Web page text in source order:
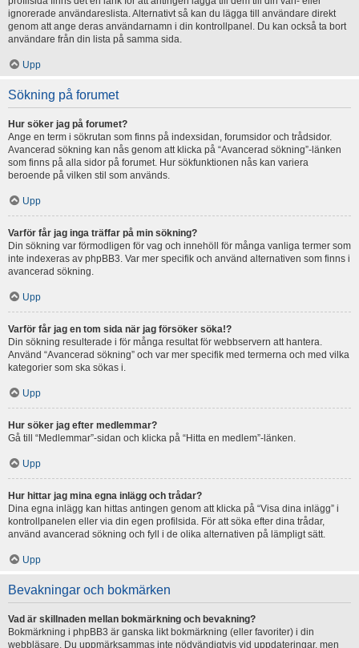
ignorerade användareslista. Alternativt så kan du lägga till användare direkt
genom att ange deras användarnamn i din kontrollpanel. Du kan också ta bort
användare från din lista på samma sida.
Upp
Sökning på forumet
Hur söker jag på forumet?
Ange en term i sökrutan som finns på indexsidan, forumsidor och trådsidor.
Avancerad sökning kan nås genom att klicka på “Avancerad sökning”-länken
som finns på alla sidor på forumet. Hur sökfunktionen nås kan variera
beroende på vilken stil som används.
Upp
Varför får jag inga träffar på min sökning?
Din sökning var förmodligen för vag och innehöll för många vanliga termer som
inte indexeras av phpBB3. Var mer specifik och använd alternativen som finns i
avancerad sökning.
Upp
Varför får jag en tom sida när jag försöker söka!?
Din sökning resulterade i för många resultat för webbservern att hantera.
Använd “Avancerad sökning” och var mer specifik med termerna och med vilka
kategorier som ska sökas i.
Upp
Hur söker jag efter medlemmar?
Gå till “Medlemmar”-sidan och klicka på “Hitta en medlem”-länken.
Upp
Hur hittar jag mina egna inlägg och trådar?
Dina egna inlägg kan hittas antingen genom att klicka på “Visa dina inlägg” i
kontrollpanelen eller via din egen profilsida. För att söka efter dina trådar,
använd avancerad sökning och fyll i de olika alternativen på lämpligt sätt.
Upp
Bevakningar och bokmärken
Vad är skillnaden mellan bokmärkning och bevakning?
Bokmärkning i phpBB3 är ganska likt bokmärkning (eller favoriter) i din
webbläsare. Du uppmärksammas inte nödvändigtvis vid uppdateringar, men